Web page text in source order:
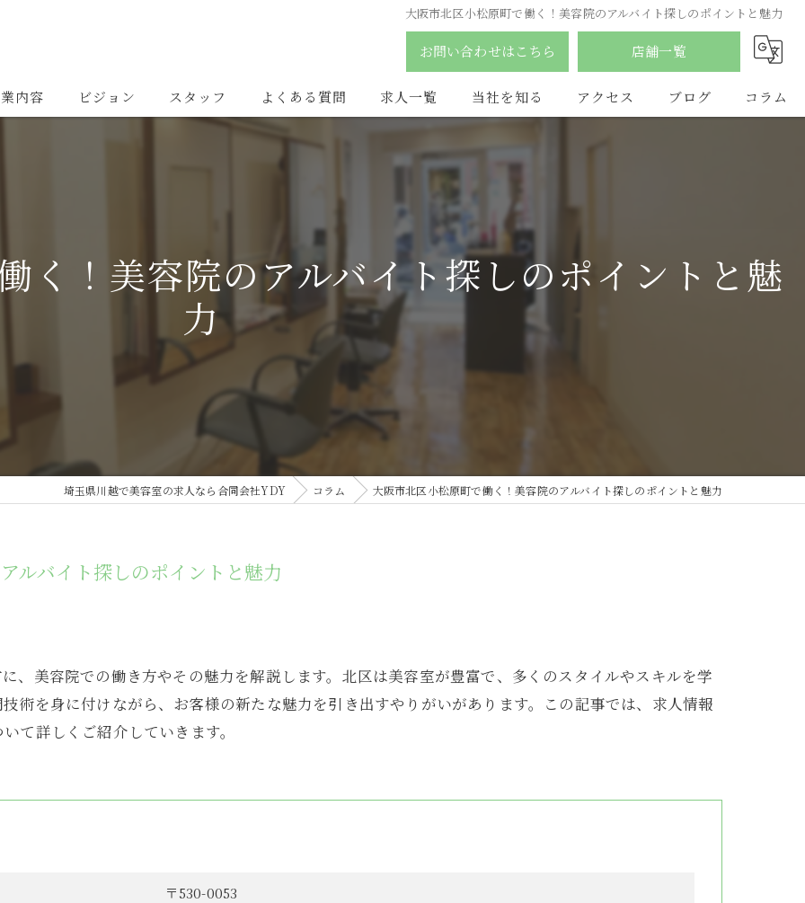
大阪市北区小松原町で働く！美容院のアルバイト探しのポイントと魅力
お問い合わせはこちら 店舗一覧
内容 ビジョン スタッフ よくある質問 求人一覧 当社を知る
南森町の美容室
ふじみ野市の美容室
アルバイト
パート
スタイリスト
アクセス
vist
ブログ コラム
く！美容院のアルバイト探しのポイントと魅
力
埼玉県川越で美容室の求人なら合同会社YDY コラム 大阪市北区小松原町で働く！美容院のアルバイト探しのポイントと魅力
ルバイト探しのポイントと魅力
、美容院での働き方やその魅力を解説します。北区は美容室が豊富で、多くのスタイルやスキルを学
術を身に付けながら、お客様の新たな魅力を引き出すやりがいがあります。この記事では、求人情報
て詳しくご紹介していきます。
〒530-0053